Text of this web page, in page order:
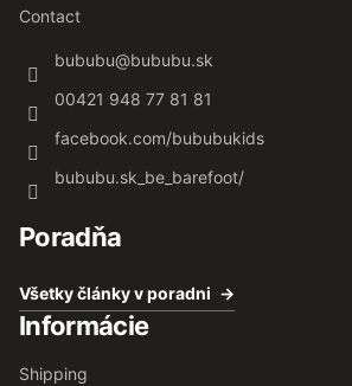
Contact
bububu@bububu.sk
00421 948 77 81 81
facebook.com/bububukids
bububu.sk_be_barefoot/
Poradňa
Všetky články v poradni
Informácie
Shipping